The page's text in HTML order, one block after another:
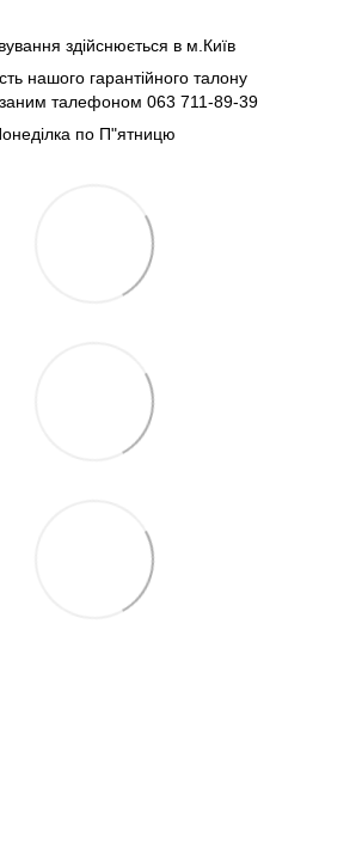
здійснюється в м.Київ
нашого гарантійного талону
талефоном 063 711-89-39
по П"ятницю